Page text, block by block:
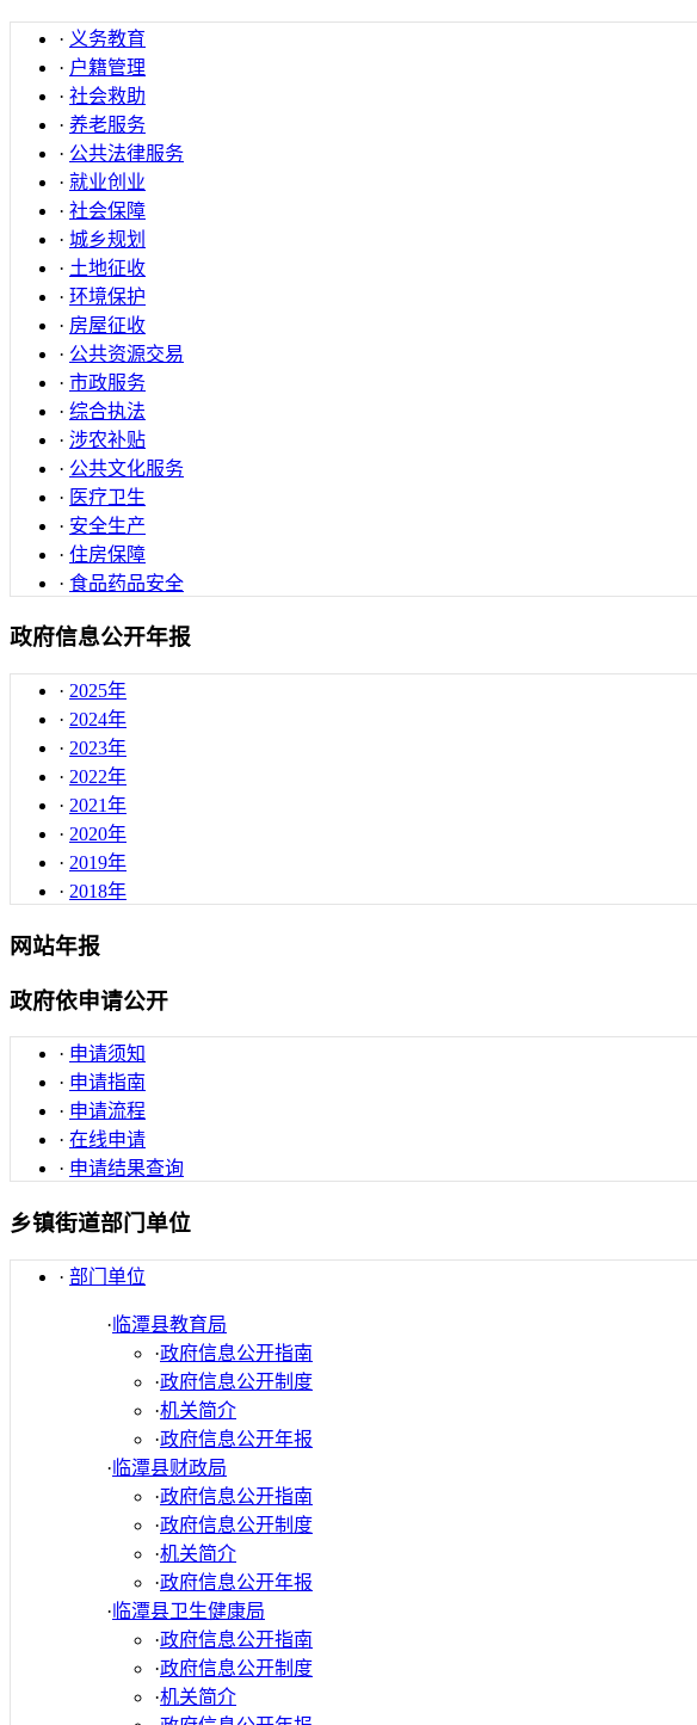
· 义务教育
· 户籍管理
· 社会救助
· 养老服务
· 公共法律服务
· 就业创业
· 社会保障
· 城乡规划
· 土地征收
· 环境保护
· 房屋征收
· 公共资源交易
· 市政服务
· 综合执法
· 涉农补贴
· 公共文化服务
· 医疗卫生
· 安全生产
· 住房保障
· 食品药品安全
政府信息公开年报
· 2025年
· 2024年
· 2023年
· 2022年
· 2021年
· 2020年
· 2019年
· 2018年
网站年报
政府依申请公开
· 申请须知
· 申请指南
· 申请流程
· 在线申请
· 申请结果查询
乡镇街道部门单位
· 部门单位
· 临潭县教育局
·政府信息公开指南
·政府信息公开制度
·机关简介
·政府信息公开年报
· 临潭县财政局
·政府信息公开指南
·政府信息公开制度
·机关简介
·政府信息公开年报
· 临潭县卫生健康局
·政府信息公开指南
·政府信息公开制度
·机关简介